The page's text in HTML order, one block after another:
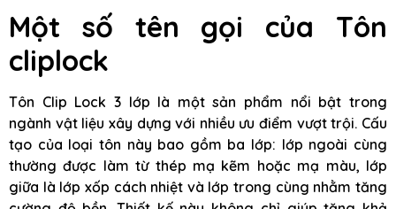
Một số tên gọi của Tôn
cliplock
Tôn Clip Lock 3 lớp là một sản phẩm nổi bật trong
ngành vật liệu xây dựng với nhiều ưu điểm vượt trội. Cấu
tạo của loại tôn này bao gồm ba lớp: lớp ngoài cùng
thường được làm từ thép mạ kẽm hoặc mạ màu, lớp
giữa là lớp xốp cách nhiệt và lớp trong cùng nhằm tăng